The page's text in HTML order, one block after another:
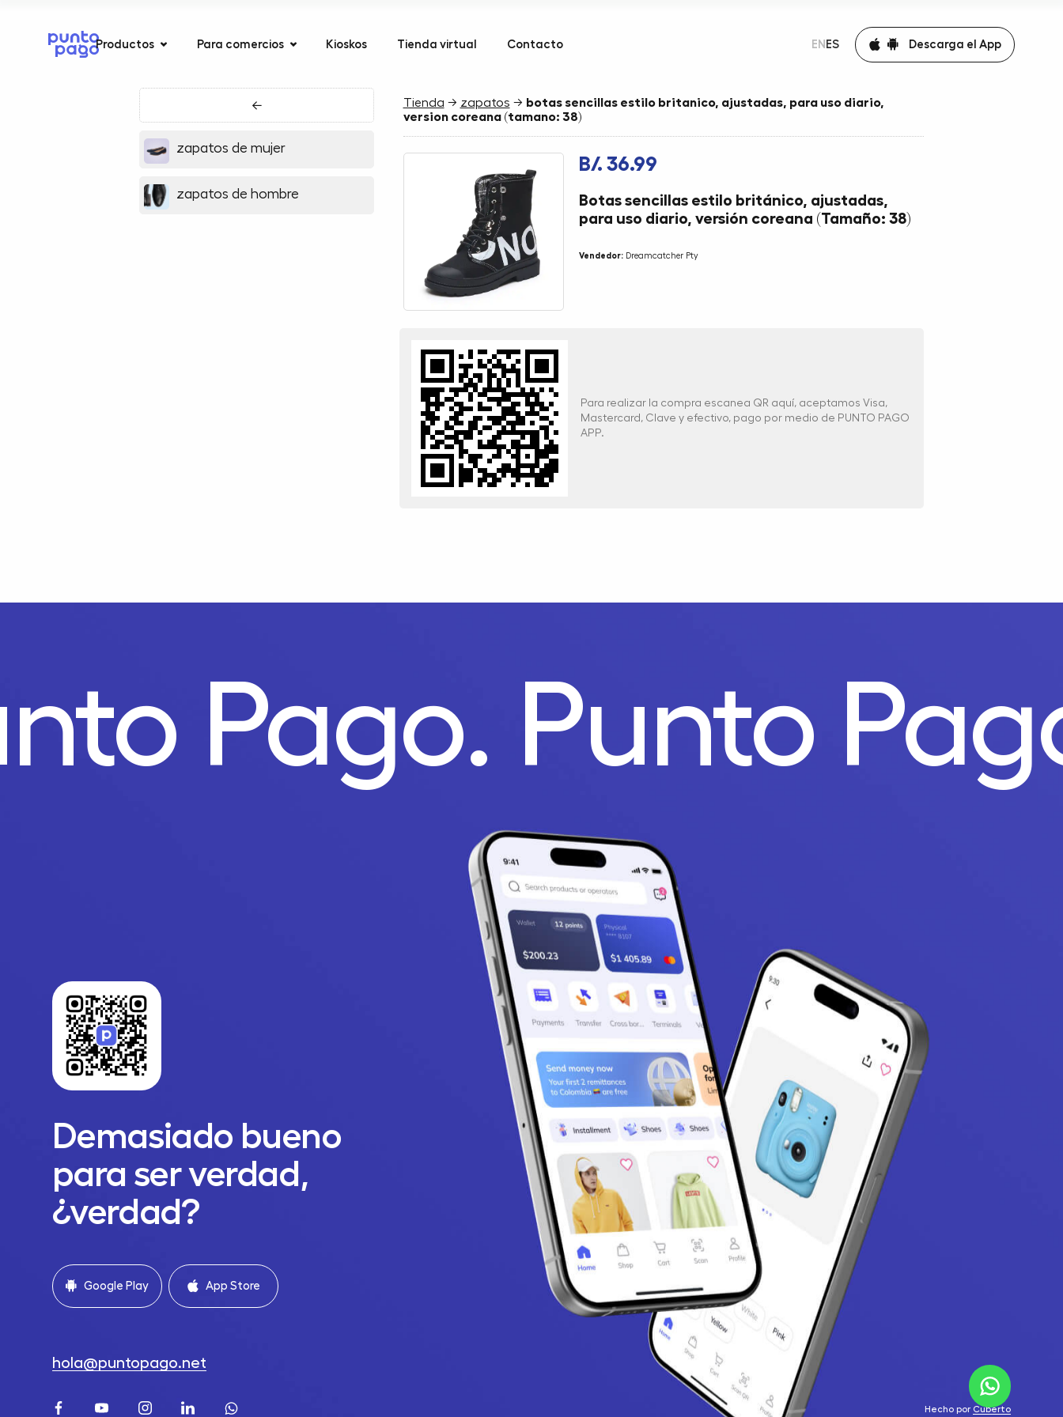
Productos Para comercios Kioskos Tienda virtual Contacto EN ES Descarga el App
←
zapatos de mujer
zapatos de hombre
Tienda → zapatos → botas sencillas estilo britanico, ajustadas, para uso diario,
version coreana (tamano: 38)
B/. 36.99
Botas sencillas estilo británico, ajustadas,
para uso diario, versión coreana (Tamaño: 38)
Vendedor:Dreamcatcher Pty
Para realizar la compra escanea QR aquí, aceptamos Visa,
Mastercard, Clave y efectivo, pago por medio de PUNTO PAGO
APP.
Pago. Punto
Demasiado bueno
para ser verdad,
¿verdad?
Google Play App Store
hola@puntopago.net
Hecho por Cuberto